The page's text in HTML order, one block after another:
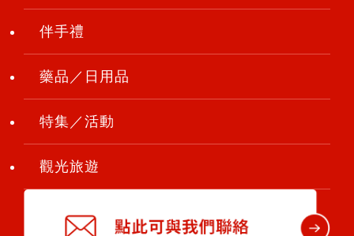
伴手禮
藥品／日用品
特集／活動
觀光旅遊